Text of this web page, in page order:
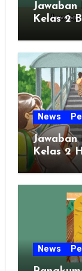
Jawaban
Kelas 2
News
Jawaban
Kelas 2
News